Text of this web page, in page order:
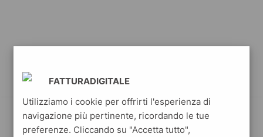
FATTURADIGITALE
Utilizziamo i cookie per offrirti l'esperienza di
navigazione più pertinente, ricordando le tue
preferenze. Cliccando su "Accetta tutto",